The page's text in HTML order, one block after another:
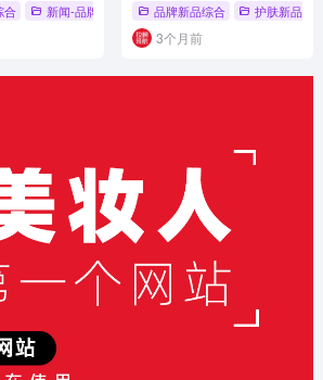
护肤新品 # 新品上市
合 新闻-品牌新品 # 品牌新品综合 # 新品上市
品牌新品综合 护肤新品
3个月前